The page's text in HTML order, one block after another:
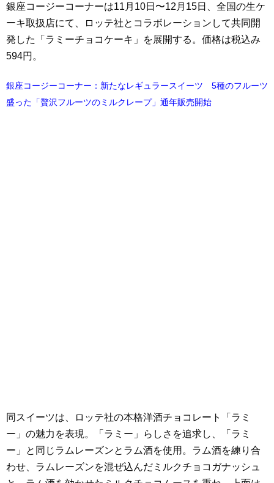
銀座コージーコーナーは11月10日〜12月15日、全国の生ケ
ーキ取扱店にて、ロッテ社とコラボレーションして共同開
発した「ラミーチョコケーキ」を展開する。価格は税込み
594円。
銀座コージーコーナー：新たなレギュラースイーツ 5種のフルーツ
盛った「贅沢フルーツのミルクレープ」通年販売開始
同スイーツは、ロッテ社の本格洋酒チョコレート「ラミ
ー」の魅力を表現。「ラミー」らしさを追求し、「ラミ
ー」と同じラムレーズンとラム酒を使用。ラム酒を練り合
わせ、ラムレーズンを混ぜ込んだミルクチョコガナッシュ